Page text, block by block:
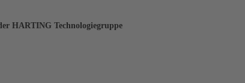
HARTING Technologiegruppe